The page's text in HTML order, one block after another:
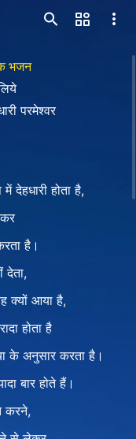
भजन
परमेश्वर
देहधारी होता है,
है।
देता,
क्यों आया है,
होता है
के अनुसार करता है।
बार होते हैं।
करने,